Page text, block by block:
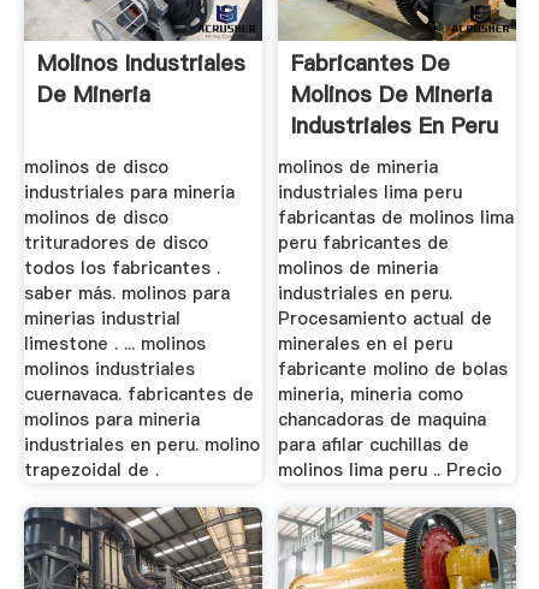
Molinos Industriales
De Mineria
molinos de disco
industriales para mineria
molinos de disco
trituradores de disco
todos los fabricantes .
saber más. molinos para
minerias industrial
limestone . ... molinos
molinos industriales
cuernavaca. fabricantes de
molinos para mineria
industriales en peru. molino
trapezoidal de .
Fabricantes De
Molinos De Mineria
Industriales En Peru
molinos de mineria
industriales lima peru
fabricantas de molinos lima
peru fabricantes de
molinos de mineria
industriales en peru.
Procesamiento actual de
minerales en el peru
fabricante molino de bolas
mineria, mineria como
chancadoras de maquina
para afilar cuchillas de
molinos lima peru .. Precio